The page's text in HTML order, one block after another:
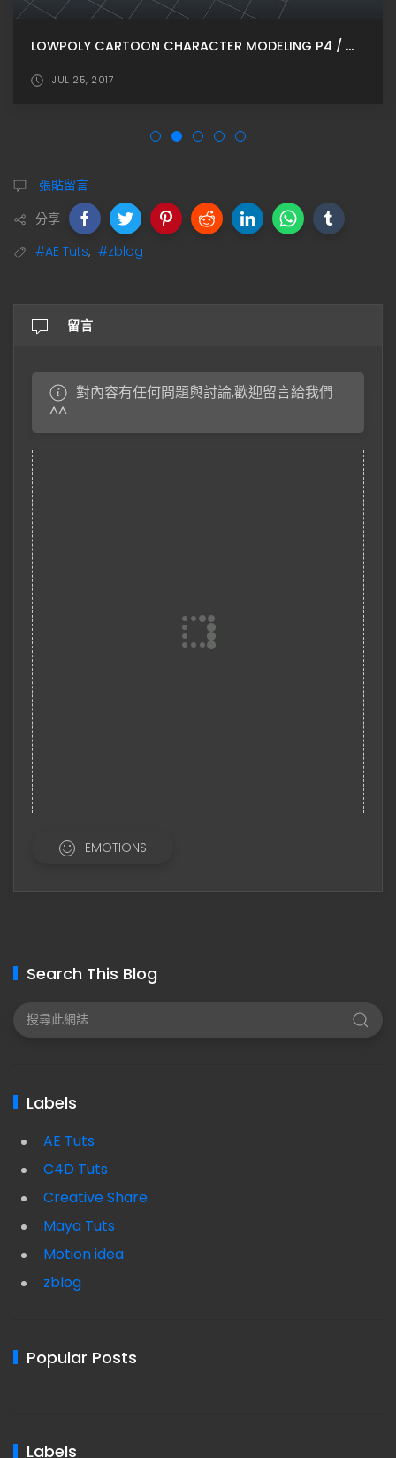
LOWPOLY CARTOON CHARACTER MODELING P4 / 手部建模
JUL 25, 2017
張貼留言
分享
#AE Tuts, #zblog
留言
對內容有任何問題與討論,歡迎留言給我們
^^
EMOTIONS
Search This Blog
Labels
AE Tuts
C4D Tuts
Creative Share
Maya Tuts
Motion idea
zblog
Popular Posts
Labels